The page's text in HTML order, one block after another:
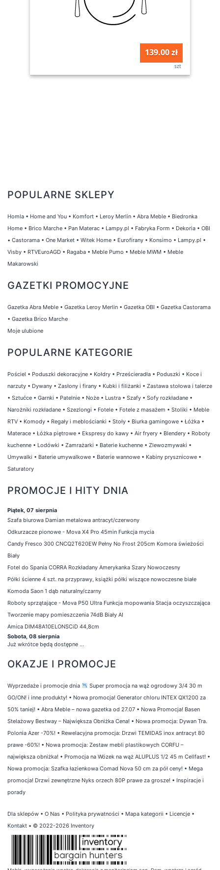
139.00 zł
szt
POPULARNE SKLEPY
Homla • Home and You • Komfort • Leroy Merlin • Abra Meble • Biedronka
Home • Brico Marche • Pan Materac • Lampy.pl • Fabryka Form • Dekoria • OBI
• Castorama • One Market • Witek Home • Eurofirany • Konsimo • Lampy.pl •
Visby • RTVEuroAGD • Ragaba • Meble Pumo • Meble MWM • Meble
Makarowski
GAZETKI PROMOCYJNE
Gazetka Abra Meble • Gazetka Leroy Merlin • Gazetka OBI • Gazetka Castorama
• Gazetka Brico Marche
Moje ulubione
POPULARNE KATEGORIE
Pościel • Poduszki dekoracyjne • Kołdry • Prześcieradła • Poduszki • Koce i
narzuty • Dywany • Zasłony i firany • Kubki i filiżanki • Zastawa stołowa i talerze
• Sztućce • Garnki • Patelnie • Noże • Lustra • Szafy • Sofy rozkładane •
Narożniki rozkładane • Szezlongi • Fotele • Fotele z masażem • Stoliki • Meble
RTV • Komody • Regały i meblościanki • Stoły • Biurka gamingowe • Łóżka •
Materace • Łóżka piętrowe • Ekspresy do kawy • Air fryery • Blendery • Roboty
kuchenne • Lodówki • Zamrażarki • Baterie kuchenne • Zlewozmywaki •
Umywalki • Baterie umywalkowe • Baterie wannowe • Kabiny prysznicowe •
Saturatory
PROMOCJE I HITY DNIA
Piątek, 07 sierpnia
Szafa biurowa Damian metalowa antracyt/czerwony
Odkurzacze pionowe - Mova X4 Pro 45min Funkcja mycia
Candy Fresco 300 CNCQ2T620EW Pełny No Frost 205cm Komora świeżości
Biały
Fotel do Spania CORRA Rozkładany Amerykanka Szary Nowoczesny
Półki ścienne 4 szt. na przyprawy, książki półki wiszące nowoczesne białe
Komoda Saon 1 dąb naturalny/czarny
Roboty sprzątające - Mova P50 Ultra Funkcja mopowania Stacja oczyszczająca
Tworzenie mapy pomieszczenia 74dB Biały AI
Amica DIM48A10ELONSCiD 44,8cm
Sobota, 08 sierpnia
Już wkrótce będą dostępne ...
OKAZJE I PROMOCJE
Wyprzedaże i promocje dnia
Super promocja na wąż ogrodowy 3/4 30 m
GO/ON! i inne produkty! • Nowa promocja! Generator chloru INTEX QX1200 za
50% taniej! • Abra Meble – nowa gazetka od 27.07 • Nowa Promocja! Basen
Stelażowy Bestway – Największa Obniżka Cena! • Nowa promocja: Dywan Tra.
Polonia Azer -70%! • Rewelacyjna promocja: Drzwi TEMIDAS inox antracyt 80
prawe -60%! • Nowa promocja: Zestaw mebli plastikowych CORFU –
największa obniżka! • Promocja na Wózek na wąż ALUPLUS 1/2 45 m Cellfast! •
Nowa promocja: Szafka łazienkowa Comad Nova 50 cm za pół ceny! • Mega
promocja! Drzwi zewnętrzne Nyks orzech 80P prawe za grosze! • Inspiracje i
porady
Dla sklepów • O Nas • Polityka prywatności • Mapa kategorii • Licencje •
Kontakt • © 2022-2026 Inventory